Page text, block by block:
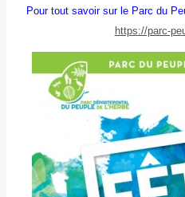
Pour tout savoir sur le Parc du
https://parc-